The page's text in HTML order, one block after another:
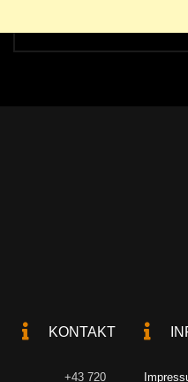
KONTAKT
+43 720